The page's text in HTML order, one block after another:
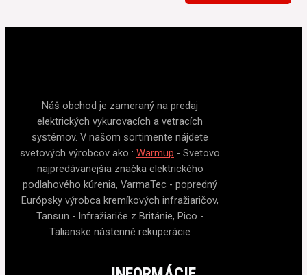
Náš obchod je zameraný na predaj
elektrických vykurovacích a vetracích
systémov. V našom sortimente nájdete
svetových výrobcov ako : Warmup - Svetovo
najpredávanejšia značka elektrického
podlahového kúrenia, VarmaTec - popredný
Európsky výrobca kremíkových infražiaričov,
Tansun - Infražiariče z Británie, Pico -
Talianske nástenné rekuperácie